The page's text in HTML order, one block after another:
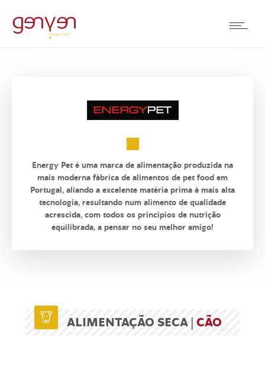
Energy Pet é uma marca de alimentação produzida na
mais moderna fábrica de alimentos de pet food em
Portugal, aliando a excelente matéria prima à mais alta
tecnologia, resultando num alimento de qualidade
acrescida, com todos os princípios de nutrição
equilibrada, a pensar no seu melhor amigo!
ALIMENTAÇÃO SECA | CÃO